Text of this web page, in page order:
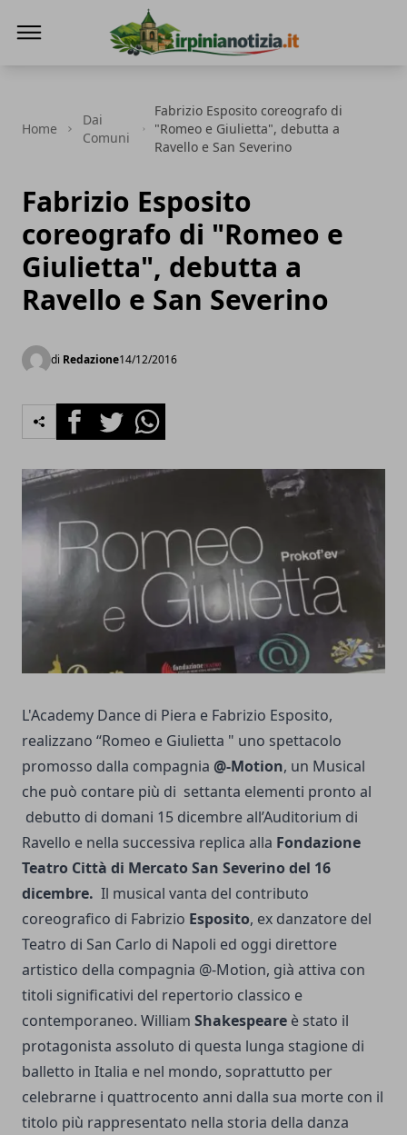
Home
Dai
Comuni
Fabrizio Esposito coreografo di
"Romeo e Giulietta", debutta a
Ravello e San Severino
Fabrizio Esposito
coreografo di "Romeo e
Giulietta", debutta a
Ravello e San Severino
di Redazione14/12/2016
FacebookTwitterWhatsapp
L'Academy Dance di Piera e Fabrizio Esposito,
realizzano “Romeo e Giulietta " uno spettacolo
promosso dalla compagnia @-Motion, un Musical
che può contare più di settanta elementi pronto al
debutto di domani 15 dicembre all’Auditorium di
Ravello e nella successiva replica alla Fondazione
Teatro Città di Mercato San Severino del 16
dicembre. Il musical vanta del contributo
coreografico di Fabrizio Esposito, ex danzatore del
Teatro di San Carlo di Napoli ed oggi direttore
artistico della compagnia @-Motion, già attiva con
titoli significativi del repertorio classico e
contemporaneo. William Shakespeare è stato il
protagonista assoluto di questa lunga stagione di
balletto in Italia e nel mondo, soprattutto per
celebrarne i quattrocento anni dalla sua morte con il
titolo più rappresentato nella storia della danza